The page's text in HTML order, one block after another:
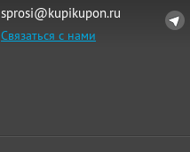
sprosi@kupikupon.ru
Связаться с нами